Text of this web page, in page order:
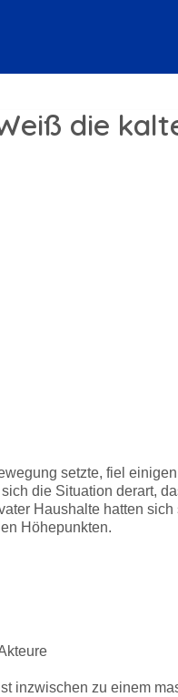
die
setzte, fiel
die Situation derart,
Haushalte hatten
Höhepunkten.
inzwischen zu einem